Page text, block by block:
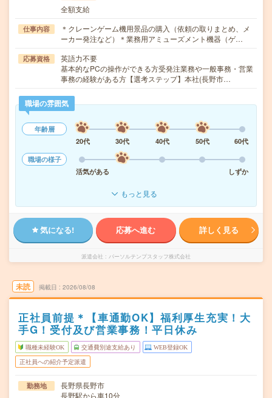
全額支給
仕事内容
＊クレーンゲーム機用景品の購入（依頼の取りまとめ、メ
ーカー発注など）＊業務用アミューズメント機器（ゲ…
応募資格
英語力不要
基本的なPCの操作ができる方受発注業務や一般事務・営業
事務の経験がある方【選考ステップ】本社(長野市…
職場の雰囲気
年齢層
20代
30代 40代 50代
60代
職場の様子
活気がある
しずか
もっと見る
気になる! 応募へ進む 詳しく見る
派遣会社 パーソルテンプスタッフ株式会社
未読 掲載日 2026/08/08
正社員前提＊【車通勤OK】福利厚生充実！大
手G！受付及び営業事務！平日休み
職種未経験OK 交通費別途支給あり WEB登録OK
正社員への紹介予定派遣
勤務地
長野県長野市
長野駅から車10分